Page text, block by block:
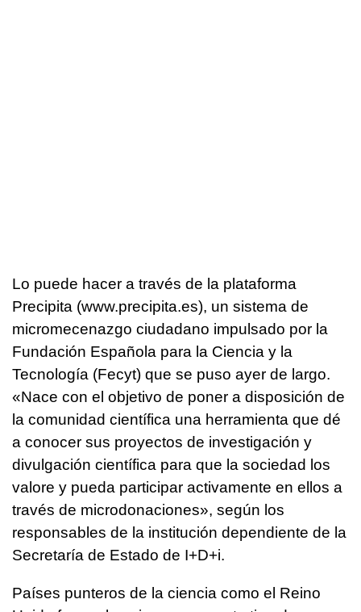
Lo puede hacer a través de la plataforma
Precipita (www.precipita.es), un sistema de
micromecenazgo ciudadano impulsado por la
Fundación Española para la Ciencia y la
Tecnología (Fecyt) que se puso ayer de largo.
«Nace con el objetivo de poner a disposición de
la comunidad científica una herramienta que dé
a conocer sus proyectos de investigación y
divulgación científica para que la sociedad los
valore y pueda participar activamente en ellos a
través de microdonaciones», según los
responsables de la institución dependiente de la
Secretaría de Estado de I+D+i.
Países punteros de la ciencia como el Reino